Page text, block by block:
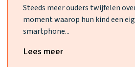
Steeds meer ouders twijfelen
moment waarop hun kind een
smartphone...
Lees meer